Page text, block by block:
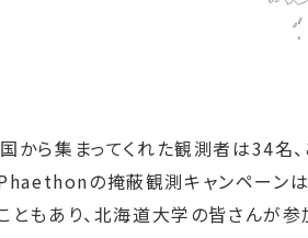
から集まってくれた観測者は34名
の掩蔽観測キャンペーン
ともあり、北海道大学の皆さんが